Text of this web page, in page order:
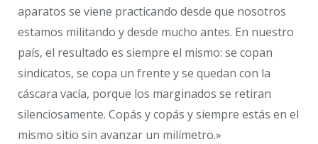
aparatos se viene practicando desde que nosotros
estamos militando y desde mucho antes. En nuestro
país, el resultado es siempre el mismo: se copan
sindicatos, se copa un frente y se quedan con la
cáscara vacía, porque los marginados se retiran
silenciosamente. Copás y copás y siempre estás en el
mismo sitio sin avanzar un milímetro.»